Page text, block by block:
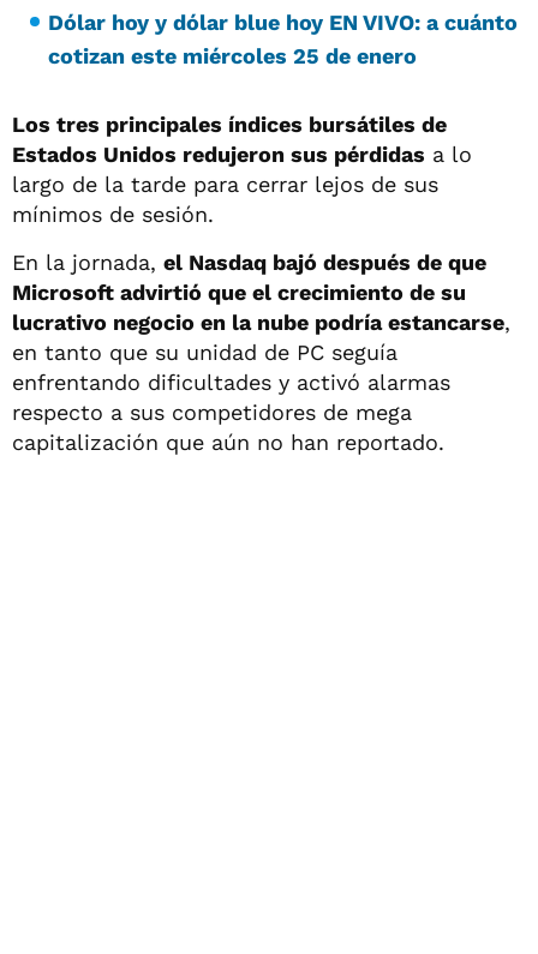
Dólar hoy y dólar blue hoy EN VIVO: a cuánto
cotizan este miércoles 25 de enero
Los tres principales índices bursátiles de
Estados Unidos redujeron sus pérdidas a lo
largo de la tarde para cerrar lejos de sus
mínimos de sesión.
En la jornada, el Nasdaq bajó después de que
Microsoft advirtió que el crecimiento de su
lucrativo negocio en la nube podría estancarse,
en tanto que su unidad de PC seguía
enfrentando dificultades y activó alarmas
respecto a sus competidores de mega
capitalización que aún no han reportado.